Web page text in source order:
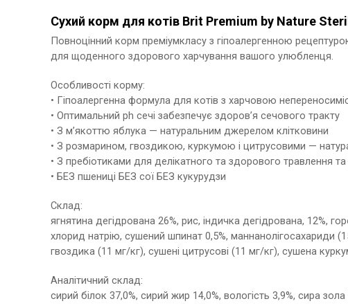
Сухий корм для котів Brit Premium by Nature
Повноцінний корм преміумкласу з гіпоалергенною
для щоденного здорового харчування вашого улюбленця.
Особливості корму:
• Гіпоалергенна формула для котів з харчовою
• Оптимальний ph сечі забезпечує здоров’я сечового тракту
• З м’якоттю яблука — натуральним джерелом клітковини
• З розмарином, гвоздикою, куркумою і цитрусовими —
• З пребіотиками для делікатного та здорового травлення
• БЕЗ пшениці БЕЗ сої БЕЗ кукурудзи
Склад:
ягнятина дегідрована 26%, рис, індичка дегідрована, 12%,
хлорид натрію, сушений шпинат 0,5%, маннанолігосахариди
гвоздика (11 мг/кг), сушені цитрусові (11 мг/кг), сушена
Аналітичний склад:
сирий білок 37,0%, сирий жир 14,0%, вологість 3,9%, сира